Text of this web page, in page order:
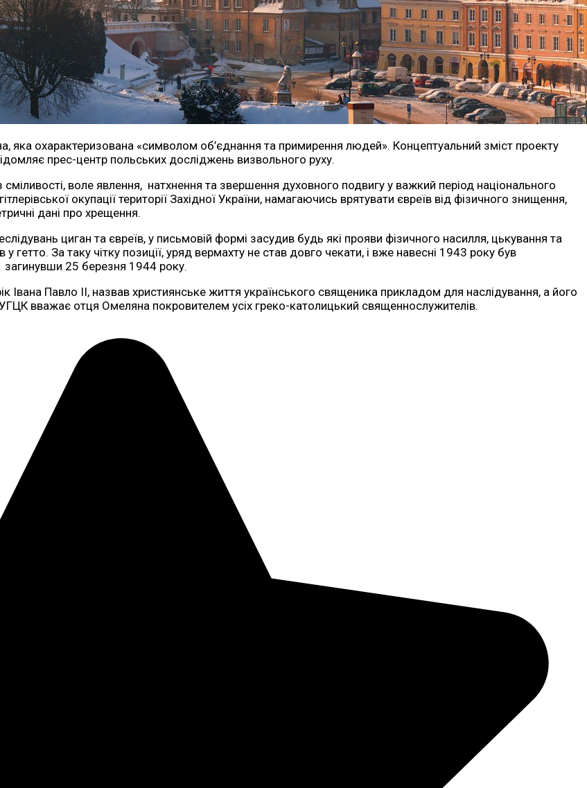
яка охарактеризована «символом об’єднання та примирення людей». Концептуальний зміст проекту
прес-центр польських досліджень визвольного руху.
воле явлення, натхнення та звершення духовного подвигу у важкий період національного
окупації території Західної України, намагаючись врятувати євреїв від фізичного знищення,
дані про хрещення.
циган та євреїв, у письмовій формі засудив будь які прояви фізичного насилля, цькування та
гетто. За таку чітку позиції, уряд вермахту не став довго чекати, і вже навесні 1943 року був
загинувши 25 березня 1944 року.
Павло II, назвав християнське життя українського священика прикладом для наслідування, а його
вважає отця Омеляна покровителем усіх греко-католицький священнослужителів.